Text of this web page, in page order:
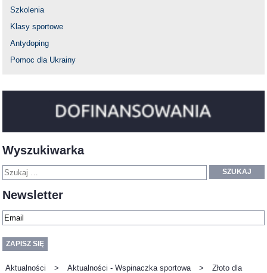
Szkolenia
Klasy sportowe
Antydoping
Pomoc dla Ukrainy
Wyszukiwarka
SZUKAJ
Newsletter
Aktualności > Aktualności - Wspinaczka sportowa >
Złoto dla